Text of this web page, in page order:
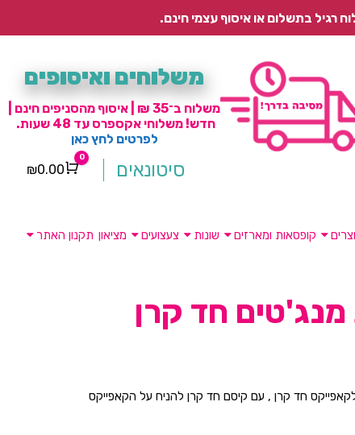
משלוחים ואיסופים
משלוח ב־35 ₪ | איסוף מהסניפים חינם |
חדש! משלוחי אקספרס עד 48 שעות.
לפרטים לחץ כאן
סיטונאים Cart
0
₪0.00
קופסאות ומארזים שונות צעצועים מציאון תקנון האתר
חד קרן
חד קרן , עם קיסם חד קרן להניח על הקאפייקס